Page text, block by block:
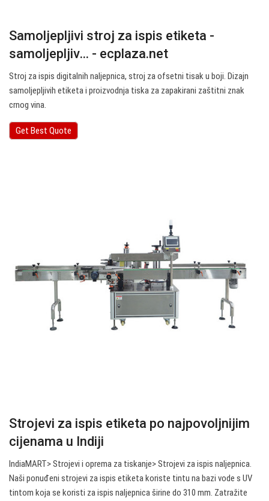
Samoljepljivi stroj za ispis etiketa -
samoljepljiv… - ecplaza.net
Stroj za ispis digitalnih naljepnica, stroj za ofsetni tisak u boji. Dizajn
samoljepljivih etiketa i proizvodnja tiska za zapakirani zaštitni znak
crnog vina.
Get Best Quote
Strojevi za ispis etiketa po najpovoljnijim
cijenama u Indiji
IndiaMART> Strojevi i oprema za tiskanje> Strojevi za ispis naljepnica.
Naši ponuđeni strojevi za ispis etiketa koriste tintu na bazi vode s UV
tintom koja se koristi za ispis naljepnica širine do 310 mm. Zatražite